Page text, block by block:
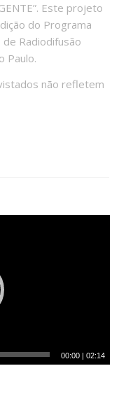
Este projeto
do Programa
de Radiodifusão
Paulo.
não refletem
00:00 |02:14